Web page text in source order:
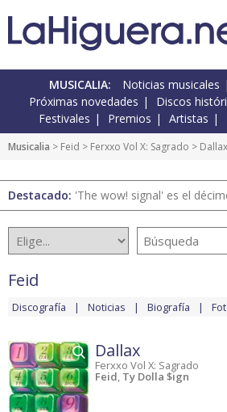
MUSICALIA: Noticias musicales
Próximas novedades
Discos
Festivales
Premios Artistas
Musicalia > Feid > Ferxxo Vol X: Sagrado > Dallax
Destacado: 'The wow! signal' es el
Feid
Discografía Noticias Biografía
Dallax
Ferxxo Vol X: Sagrado
Feid, Ty Dolla $ign